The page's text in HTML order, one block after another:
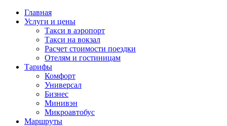
Главная
Услуги и цены
Такси в аэропорт
Такси на вокзал
Расчет стоимости поездки
Отелям и гостиницам
Тарифы
Комфорт
Универсал
Бизнес
Минивэн
Микроавтобус
Маршруты